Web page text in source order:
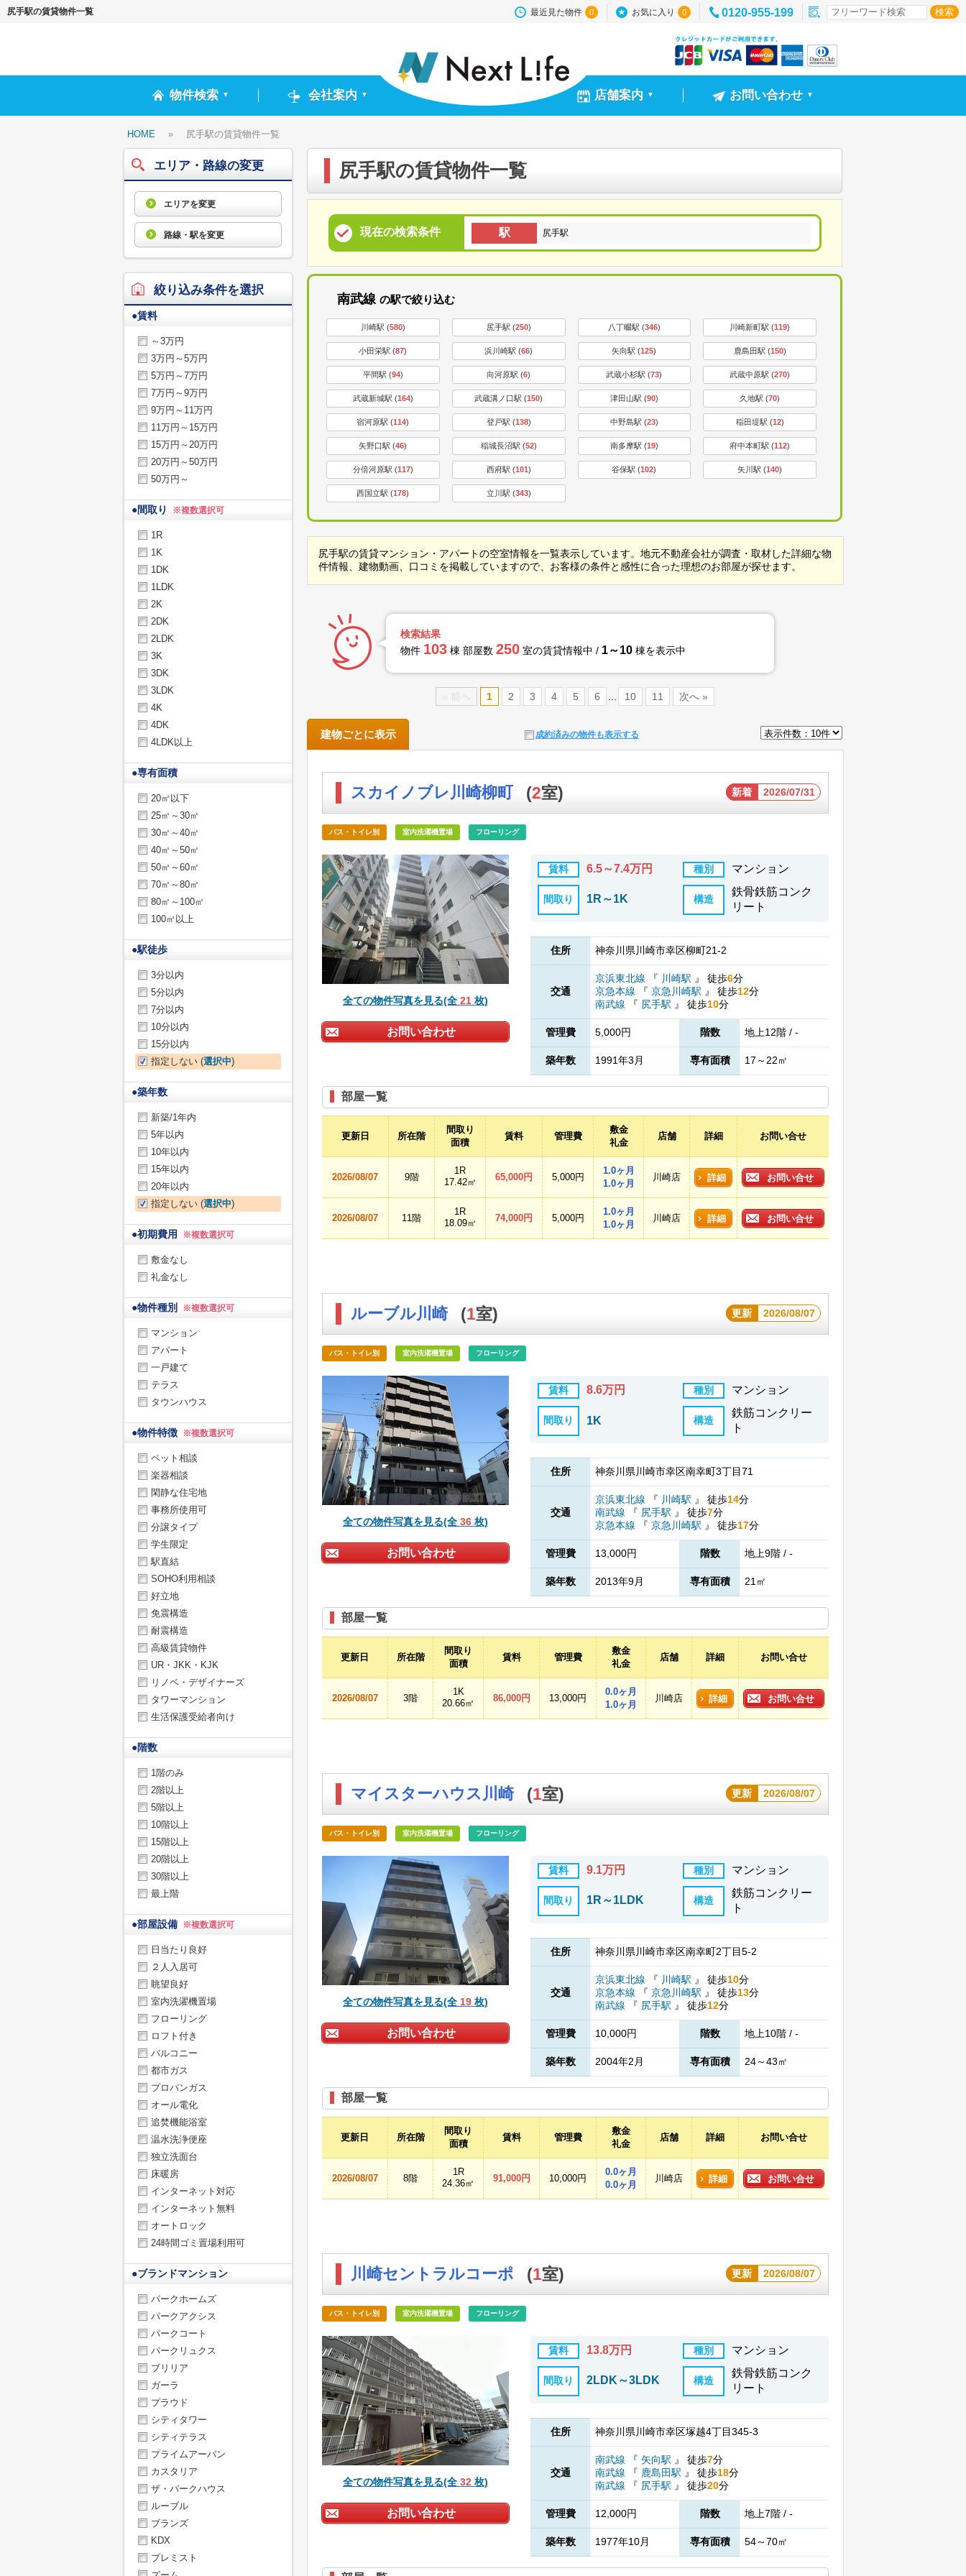
尻手駅の賃貸物件一覧 最近見た物件 0 お気に入り 0 0120-955-199
物件検索 ▼ 会社案内 ▼ 店舗案内 ▼ お問い合わせ ▼
HOME » 尻手駅の賃貸物件一覧
尻手駅の賃貸物件一覧
現在の検索条件 駅 尻手駅
南武線 の駅で絞り込む
川崎駅 (580) 尻手駅 (250) 八丁畷駅 (346) 川崎新町駅 (119)
小田栄駅 (87) 浜川崎駅 (66) 矢向駅 (125) 鹿島田駅 (150)
平間駅 (94) 向河原駅 (6) 武蔵小杉駅 (73) 武蔵中原駅 (270)
武蔵新城駅 (164) 武蔵溝ノ口駅 (150) 津田山駅 (90) 久地駅 (70)
宿河原駅 (114) 登戸駅 (138) 中野島駅 (23) 稲田堤駅 (12)
矢野口駅 (46) 稲城長沼駅 (52) 南多摩駅 (19) 府中本町駅 (112)
分倍河原駅 (117) 西府駅 (101) 谷保駅 (102) 矢川駅 (140)
西国立駅 (178) 立川駅 (343)
尻手駅の賃貸マンション・アパートの空室情報を一覧表示しています。地元不動産会社が調査・取材した詳細な物
件情報、建物動画、口コミを掲載していますので、お客様の条件と感性に合った理想のお部屋が探せます。
検索結果
物件 103 棟 部屋数 250 室の賃貸情報中 / 1～10 棟を表示中
« 前へ 1 2 3 4 5 6 10 11 次へ »
成約済みの物件も表示する
建物ごとに表示
スカイノブレ川崎柳町 (2室) 新着 2026/07/31
バス・トイレ別 室内洗濯機置場 フローリング
全ての物件写真を見る(全 21 枚)
お問い合わせ
賃料 6.5～7.4万円 種別 マンション
間取り 1R～1K 構造
鉄骨鉄筋コンク
リート
住所 神奈川県川崎市幸区柳町21-2
交通
京浜東北線 『 川崎駅 』 徒歩6分
京急本線
『 京急川崎駅 』 徒歩12分
南武線
『 尻手駅 』 徒歩10分
管理費 5,000円 階数 地上12階 / -
築年数 1991年3月 専有面積 17～22㎡
部屋一覧
更新日 所在階
間取り
面積
賃料 管理費
敷金
礼金
店舗 詳細 お問い合せ
2026/08/07 9階
1R
17.42㎡
65,000円 5,000円
1.0ヶ月
1.0ヶ月
川崎店 詳細 お問い合せ
2026/08/07 11階
1R
18.09㎡
74,000円 5,000円
1.0ヶ月
1.0ヶ月
川崎店 詳細 お問い合せ
ルーブル川崎 (1室) 更新 2026/08/07
バス・トイレ別 室内洗濯機置場 フローリング
全ての物件写真を見る(全 36 枚)
お問い合わせ
賃料 8.6万円 種別 マンション
間取り 1K 構造
鉄筋コンクリー
ト
住所 神奈川県川崎市幸区南幸町3丁目71
交通
京浜東北線 『 川崎駅 』 徒歩14分
南武線
『 尻手駅 』 徒歩7分
京急本線
『 京急川崎駅 』 徒歩17分
管理費 13,000円 階数 地上9階 / -
築年数 2013年9月 専有面積 21㎡
部屋一覧
更新日 所在階
間取り
面積
賃料 管理費
敷金
礼金
店舗 詳細 お問い合せ
2026/08/07 3階
1K
20.66㎡
86,000円 13,000円
0.0ヶ月
1.0ヶ月
川崎店 詳細 お問い合せ
マイスターハウス川崎 (1室) 更新 2026/08/07
バス・トイレ別 室内洗濯機置場 フローリング
全ての物件写真を見る(全 19 枚)
お問い合わせ
賃料 9.1万円 種別 マンション
間取り 1R～1LDK 構造
鉄筋コンクリー
ト
住所 神奈川県川崎市幸区南幸町2丁目5-2
交通
京浜東北線 『 川崎駅 』 徒歩10分
京急本線
『 京急川崎駅 』 徒歩13分
南武線
『 尻手駅 』 徒歩12分
管理費 10,000円 階数 地上10階 / -
築年数 2004年2月 専有面積 24～43㎡
部屋一覧
更新日 所在階
間取り
面積
賃料 管理費
敷金
礼金
店舗 詳細 お問い合せ
2026/08/07 8階
1R
24.36㎡
91,000円 10,000円
0.0ヶ月
0.0ヶ月
川崎店 詳細 お問い合せ
川崎セントラルコーポ (1室) 更新 2026/08/07
バス・トイレ別 室内洗濯機置場 フローリング
全ての物件写真を見る(全 32 枚)
お問い合わせ
賃料 13.8万円 種別 マンション
間取り 2LDK～3LDK 構造
鉄骨鉄筋コンク
リート
住所 神奈川県川崎市幸区塚越4丁目345-3
交通
南武線 『 矢向駅 』 徒歩7分
南武線
『 鹿島田駅 』 徒歩18分
南武線
『 尻手駅 』 徒歩20分
管理費 12,000円 階数 地上7階 / -
築年数 1977年10月 専有面積 54～70㎡
エリア・路線の変更
エリアを変更
路線・駅を変更
絞り込み条件を選択
●賃料
～3万円
3万円～5万円
5万円～7万円
7万円～9万円
9万円～11万円
11万円～15万円
15万円～20万円
20万円～50万円
50万円～
●間取り ※複数選択可
1R
1K
1DK
1LDK
2K
2DK
2LDK
3K
3DK
3LDK
4K
4DK
4LDK以上
●専有面積
20㎡以下
25㎡～30㎡
30㎡～40㎡
40㎡～50㎡
50㎡～60㎡
70㎡～80㎡
80㎡～100㎡
100㎡以上
●駅徒歩
3分以内
5分以内
7分以内
10分以内
15分以内
指定しない (選択中)
●築年数
新築/1年内
5年以内
10年以内
15年以内
20年以内
指定しない (選択中)
●初期費用 ※複数選択可
敷金なし
礼金なし
●物件種別 ※複数選択可
マンション
アパート
一戸建て
テラス
タウンハウス
●物件特徴 ※複数選択可
ペット相談
楽器相談
閑静な住宅地
事務所使用可
分譲タイプ
学生限定
駅直結
SOHO利用相談
好立地
免震構造
耐震構造
高級賃貸物件
UR・JKK・KJK
リノベ・デザイナーズ
タワーマンション
生活保護受給者向け
●階数
1階のみ
2階以上
5階以上
10階以上
15階以上
20階以上
30階以上
最上階
●部屋設備 ※複数選択可
日当たり良好
２人入居可
眺望良好
室内洗濯機置場
フローリング
ロフト付き
バルコニー
都市ガス
プロパンガス
オール電化
追焚機能浴室
温水洗浄便座
独立洗面台
床暖房
インターネット対応
インターネット無料
オートロック
24時間ゴミ置場利用可
●ブランドマンション
パークホームズ
パークアクシス
パークコート
パークリュクス
ブリリア
ガーラ
プラウド
シティタワー
シティテラス
プライムアーバン
カスタリア
ザ・パークハウス
ルーブル
ブランズ
KDX
プレミスト